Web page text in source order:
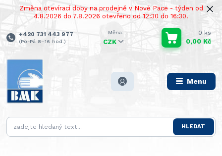
Změna otevírací doby na prodejně v Nové Pace - týden od
4.8.2026 do 7.8.2026 otevřeno od 12:30 do 16:30.
Menu
CZK
HLEDAT
+420 731 443 977
(Po-Pá 8–16 hod.)
0 ks
0,00 Kč